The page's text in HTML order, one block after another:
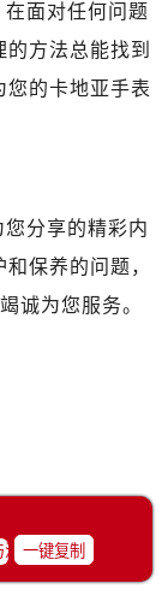
面对任何问题
方法总能找到
您的卡地亚手表
您分享的精彩内
保养的问题，
诚为您服务。
一键复制